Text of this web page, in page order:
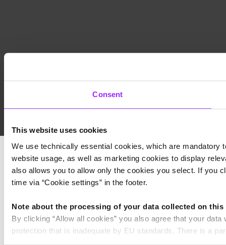
Consent
This website uses cookies
We use technically essential cookies, which are mandatory
website usage, as well as marketing cookies to display
also allows you to allow only the cookies you select. If you
time via “Cookie settings” in the footer.
Note about the processing of your data collected on this
By clicking “Allow all cookies” you also agree that your
protection that is inadequate by EU standards. There is a